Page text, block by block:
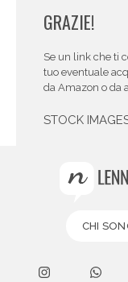
GRAZIE!
Se un link che ti
tuo eventuale
da Amazon o da
STOCK
CHI